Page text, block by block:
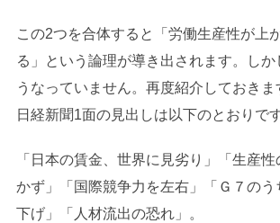
この2つを合体すると「労働生産性が上
る」という論理が導き出されます。し
うなっていません。再度紹介しておき
日経新聞1面の見出しは以下のとおりです
「日本の賃金、世界に見劣り」「生産
かず」「国際競争力を左右」「Ｇ７の
下げ」「人材流出の恐れ」。